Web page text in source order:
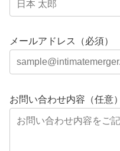
メールアドレス（必須）
お問い合わせ内容（任意）